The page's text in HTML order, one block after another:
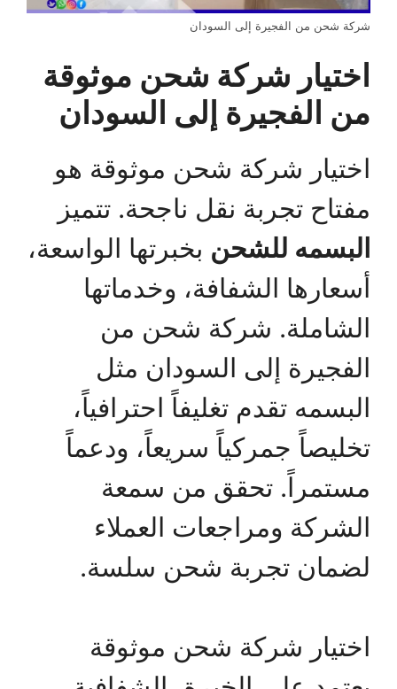
شركة شحن من الفجيرة إلى السودان
اختيار شركة شحن موثوقة
من الفجيرة إلى السودان
اختيار شركة شحن موثوقة هو
مفتاح تجربة نقل ناجحة. تتميز
البسمه للشحن بخبرتها الواسعة،
أسعارها الشفافة، وخدماتها
الشاملة. شركة شحن من
الفجيرة إلى السودان مثل
البسمه تقدم تغليفاً احترافياً،
تخليصاً جمركياً سريعاً، ودعماً
مستمراً. تحقق من سمعة
الشركة ومراجعات العملاء
لضمان تجربة شحن سلسة.
اختيار شركة شحن موثوقة